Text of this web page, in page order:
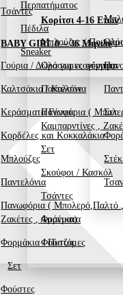
Περπατήματος
Πέδιλα
Sneaker
Τσάντες
BABY GIRL 0 – 36 Μηνών
Γούρια / Δώρα για νεογέννητα
Καλτσάκια / Καλσόν
Κεράσματα Γέννας
Κορδέλες και Κοκκαλάκια
Μπλούζες
Παντελόνια
Πανωφόρια ( Μπολερό,Παλτό ,
Ζακέτες , Αμάνικα)
Φορμάκια / Πυτζάμες
Σετ
Φούστες
Σετ
Κορίτσι 4-16 Ετών
Μπλούζες /
Ολόσωμες φόρμες
Παντελόνια
Πανωφόρια (
Καμπαρντίνες ,
Σετ
Σκούφοι / Κασκόλ
Τσάντες
Φορέματα
Φούστες